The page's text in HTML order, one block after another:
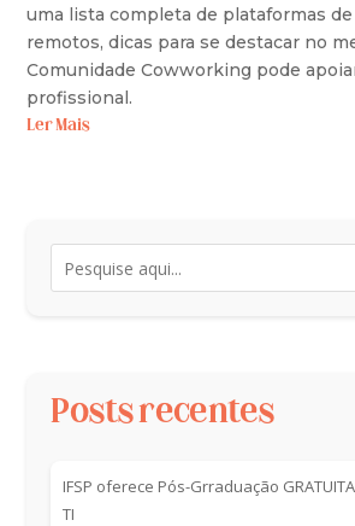
uma lista completa de plataformas
remotos, dicas para se destacar no
Comunidade Cowworking pode
profissional.
Ler Mais
Posts recentes
IFSP oferece Pós-Grraduação
TI